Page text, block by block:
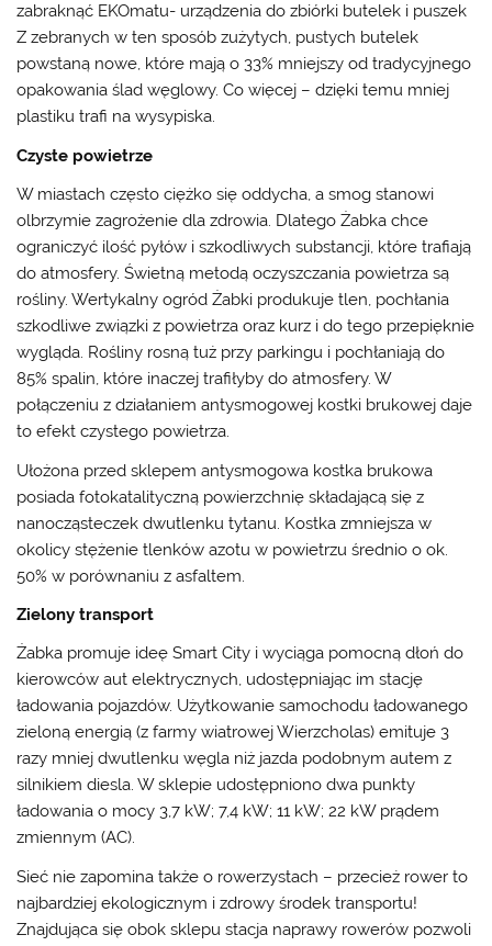
zabraknąć EKOmatu- urządzenia do zbiórki butelek i puszek
Z zebranych w ten sposób zużytych, pustych butelek
powstaną nowe, które mają o 33% mniejszy od tradycyjnego
opakowania ślad węglowy. Co więcej – dzięki temu mniej
plastiku trafi na wysypiska.
Czyste powietrze
W miastach często ciężko się oddycha, a smog stanowi
olbrzymie zagrożenie dla zdrowia. Dlatego Żabka chce
ograniczyć ilość pyłów i szkodliwych substancji, które trafiają
do atmosfery. Świetną metodą oczyszczania powietrza są
rośliny. Wertykalny ogród Żabki produkuje tlen, pochłania
szkodliwe związki z powietrza oraz kurz i do tego przepięknie
wygląda. Rośliny rosną tuż przy parkingu i pochłaniają do
85% spalin, które inaczej trafiłyby do atmosfery. W
połączeniu z działaniem antysmogowej kostki brukowej daje
to efekt czystego powietrza.
Ułożona przed sklepem antysmogowa kostka brukowa
posiada fotokatalityczną powierzchnię składającą się z
nanocząsteczek dwutlenku tytanu. Kostka zmniejsza w
okolicy stężenie tlenków azotu w powietrzu średnio o ok.
50% w porównaniu z asfaltem.
Zielony transport
Żabka promuje ideę Smart City i wyciąga pomocną dłoń do
kierowców aut elektrycznych, udostępniając im stację
ładowania pojazdów. Użytkowanie samochodu ładowanego
zieloną energią (z farmy wiatrowej Wierzcholas) emituje 3
razy mniej dwutlenku węgla niż jazda podobnym autem z
silnikiem diesla. W sklepie udostępniono dwa punkty
ładowania o mocy 3,7 kW; 7,4 kW; 11 kW; 22 kW prądem
zmiennym (AC).
Sieć nie zapomina także o rowerzystach – przecież rower to
najbardziej ekologicznym i zdrowy środek transportu!
Znajdująca się obok sklepu stacja naprawy rowerów pozwoli